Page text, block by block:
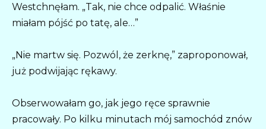
Westchnęłam. „Tak, nie chce odpalić. Właśnie
miałam pójść po tatę, ale…”
„Nie martw się. Pozwól, że zerknę,” zaproponował,
już podwijając rękawy.
Obserwowałam go, jak jego ręce sprawnie
pracowały. Po kilku minutach mój samochód znów